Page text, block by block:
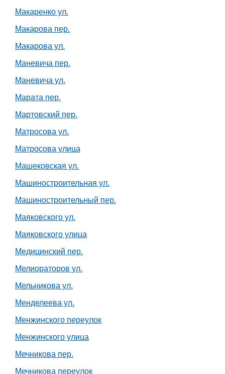
Макаренко ул.
Макарова пер.
Макарова ул.
Маневича пер.
Маневича ул.
Марата пер.
Мартовский пер.
Матросова ул.
Матросова улица
Машековская ул.
Машиностроительная ул.
Машиностроительный пер.
Маяковского ул.
Маяковского улица
Медицинский пер.
Мелиораторов ул.
Мельникова ул.
Менделеева ул.
Менжинского переулок
Менжинского улица
Мечникова пер.
Мечникова переулок